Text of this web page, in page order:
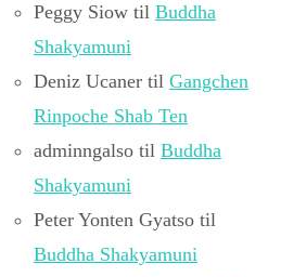
Peggy Siow til Buddha
Shakyamuni
Deniz Ucaner til Gangchen
Rinpoche Shab Ten
adminngalso til Buddha
Shakyamuni
Peter Yonten Gyatso til
Buddha Shakyamuni